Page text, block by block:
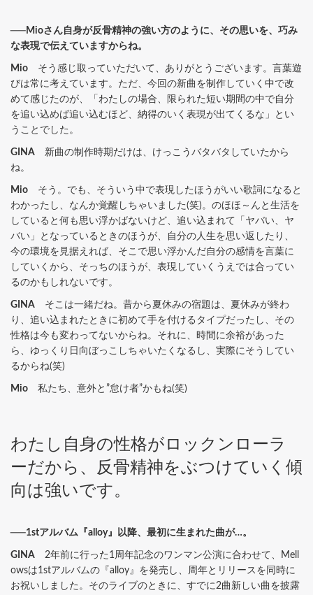
──Mioさん自身が反骨精神の強い方のように、その思いを、巧み
な表現で伝えていますからね。
Mio そう感じ取っていただいて、ありがとうございます。言葉遊
びは常に考えています。ただ、今回の新曲を制作していく中で改
めて感じたのが、「わたしの場合、限られた短い期間の中で自分
を追い込めば追い込むほど、納得のいく表現が出てくるな」とい
うことでした。
GINA 新曲の制作時期だけは、けっこうバタバタしていたから
ね。
Mio そう。でも、そういう中で表現したほうがいい歌詞になると
わかったし、なんか覚醒しちゃいました(笑)。のほほ～んと生活を
していると何も思い浮かばないけど、追い込まれて「ヤバい、ヤ
バい」となっているときのほうが、自分の人生を思い返したり、
今の環境を見据えれば、そこで思い浮かんだ自分の感情を言葉に
していくから、そっちのほうが、表現していくうえでは合ってい
るのかもしれないです。
GINA そこは一緒だね。昔から夏休みの宿題は、夏休みが終わ
り、追い込まれたときに初めて手を付けるタイプだったし、その
性格は今も変わってないからね。それに、時間に余裕があった
ら、ゆっくり日向ぼっこしちゃいたくなるし、実際にそうしてい
るからね(笑)
Mio 私たち、意外と”怠け者”かもね(笑)
わたし自身の性格がロックンローラ
ーだから、反骨精神をぶつけていく傾
向は強いです。
──1stアルバム『alloy』以降、最初に生まれた曲が…。
GINA 2年前に行った1周年記念のワンマン公演に合わせて、Mell
owsは1stアルバムの『alloy』を発売し、周年とリリースを同時に
お祝いしました。そのライブのときに、すでに2曲新しい曲を披露